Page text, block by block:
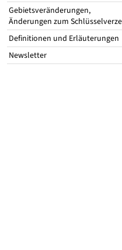
Gebietsveränderungen,
Änderungen zum
Definitionen und Erläuterungen
Newsletter